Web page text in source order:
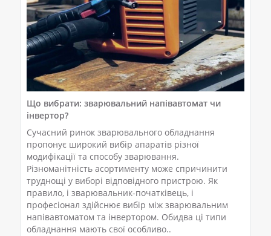
Що вибрати: зварювальний напівавтомат чи
інвертор?
Сучасний ринок зварювального обладнання
пропонує широкий вибір апаратів різної
модифікації та способу зварювання.
Різноманітність асортименту може спричинити
труднощі у виборі відповідного пристрою. Як
правило, і зварювальник-початківець, і
професіонал здійснює вибір між зварювальним
напівавтоматом та інвертором. Обидва ці типи
обладнання мають свої особливо..